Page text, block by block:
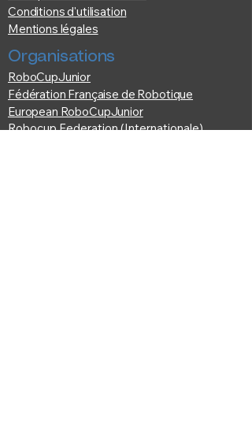
Conditions d'utilisation
Mentions légales
Organisations
RoboCupJunior
Fédération Française de Robotique
European RoboCupJunior
Robocup Federation (Internationale)